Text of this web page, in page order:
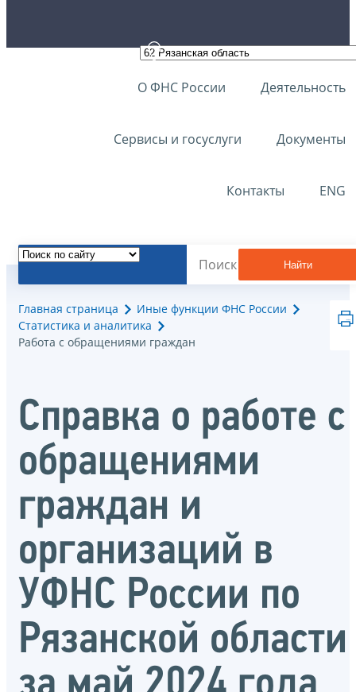
О ФНС России Деятельность
Сервисы и госуслуги Документы
Контакты ENG
Найти
Главная страница
Иные функции ФНС России
Статистика и аналитика
Работа с обращениями граждан
Справка о работе с
обращениями
граждан и
организаций в
УФНС России по
Рязанской области